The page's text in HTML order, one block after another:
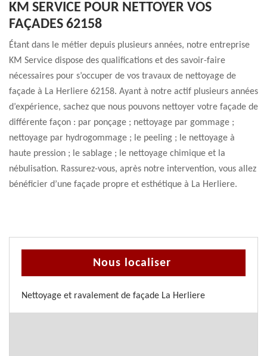
KM SERVICE POUR NETTOYER VOS
FAÇADES 62158
Étant dans le métier depuis plusieurs années, notre entreprise
KM Service dispose des qualifications et des savoir-faire
nécessaires pour s’occuper de vos travaux de nettoyage de
façade à La Herliere 62158. Ayant à notre actif plusieurs années
d’expérience, sachez que nous pouvons nettoyer votre façade de
différente façon : par ponçage ; nettoyage par gommage ;
nettoyage par hydrogommage ; le peeling ; le nettoyage à
haute pression ; le sablage ; le nettoyage chimique et la
nébulisation. Rassurez-vous, après notre intervention, vous allez
bénéficier d’une façade propre et esthétique à La Herliere.
Nous localiser
Nettoyage et ravalement de façade La Herliere